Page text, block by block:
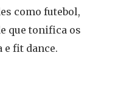
como futebol,
que tonifica os
e fit dance.